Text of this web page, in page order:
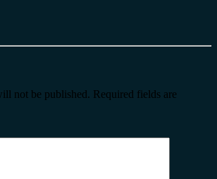
not be published. Required fields are